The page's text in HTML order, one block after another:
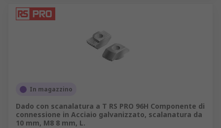
In magazzino
Dado con scanalatura a T RS PRO 96H Componente di
connessione in Acciaio galvanizzato, scalanatura da
10 mm, M8 8 mm, L.